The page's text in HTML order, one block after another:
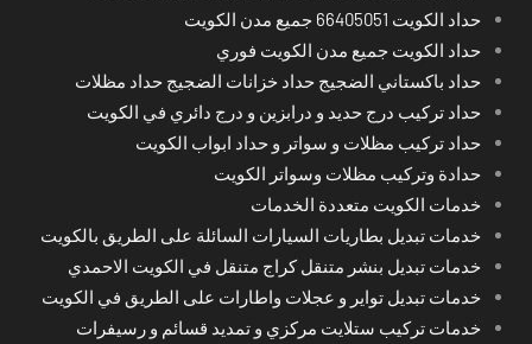
حداد الكويت 66405051 جميع مدن الكويت
حداد الكويت جميع مدن الكويت فوري
حداد باكستاني الضجيج حداد خزانات الضجيج حداد مظلات
حداد تركيب درج حديد و درابزين و درج دائري في الكويت
حداد تركيب مظلات و سواتر و حداد ابواب الكويت
حدادة وتركيب مظلات وسواتر الكويت
خدمات الكويت متعددة الخدمات
خدمات تبديل بطاريات السيارات السائلة على الطريق بالكويت
خدمات تبديل بنشر متنقل كراج متنقل في الكويت الاحمدي
خدمات تبديل تواير و عجلات واطارات على الطريق في الكويت
خدمات تركيب ستلايت مركزي و تمديد قسائم و رسيفرات